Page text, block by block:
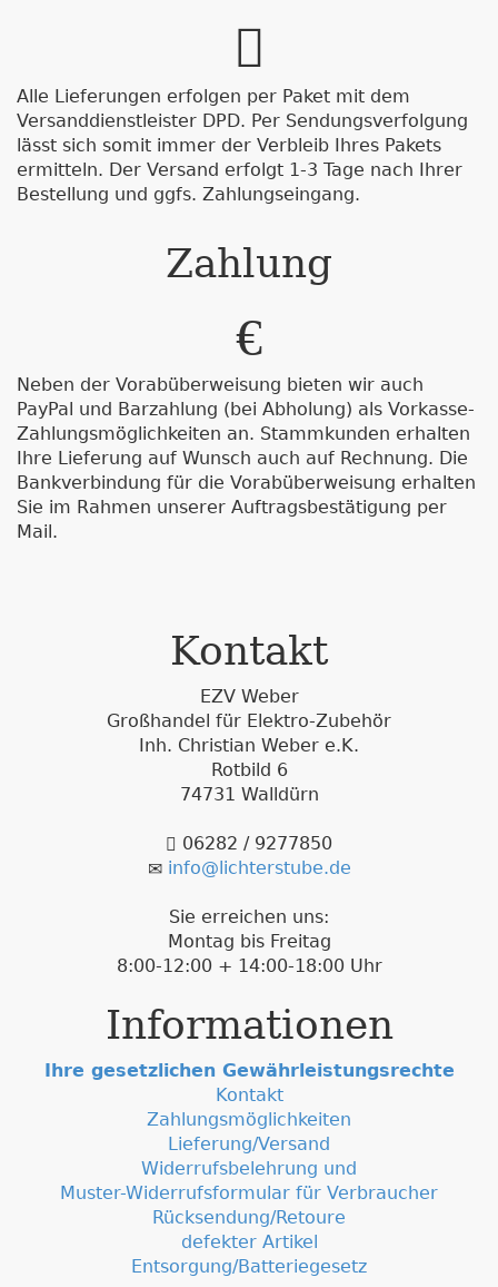
Alle Lieferungen erfolgen per Paket mit dem
Versanddienstleister DPD. Per Sendungsverfolgung
lässt sich somit immer der Verbleib Ihres Pakets
ermitteln. Der Versand erfolgt 1-3 Tage nach Ihrer
Bestellung und ggfs. Zahlungseingang.
Zahlung
Neben der Vorabüberweisung bieten wir auch
PayPal und Barzahlung (bei Abholung) als Vorkasse-
Zahlungsmöglichkeiten an. Stammkunden erhalten
Ihre Lieferung auf Wunsch auch auf Rechnung. Die
Bankverbindung für die Vorabüberweisung erhalten
Sie im Rahmen unserer Auftragsbestätigung per
Mail.
Kontakt
EZV Weber
Großhandel für Elektro-Zubehör
Inh. Christian Weber e.K.
Rotbild 6
74731 Walldürn
06282 / 9277850
info@lichterstube.de
Sie erreichen uns:
Montag bis Freitag
8:00-12:00 + 14:00-18:00 Uhr
Informationen
Ihre gesetzlichen Gewährleistungsrechte
Kontakt
Zahlungsmöglichkeiten
Lieferung/Versand
Widerrufsbelehrung und
Muster-Widerrufsformular für Verbraucher
Rücksendung/Retoure
defekter Artikel
Entsorgung/Batteriegesetz